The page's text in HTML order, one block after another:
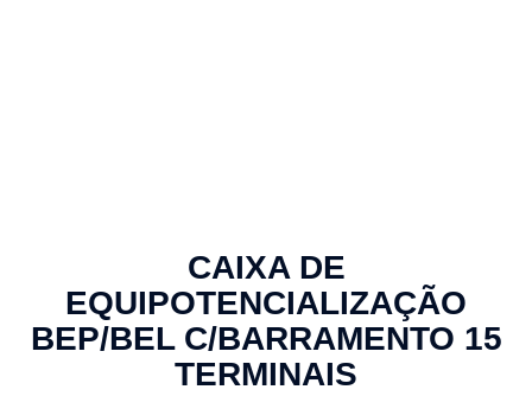
CAIXA DE
EQUIPOTENCIALIZAÇÃO
BEP/BEL C/BARRAMENTO 15
TERMINAIS